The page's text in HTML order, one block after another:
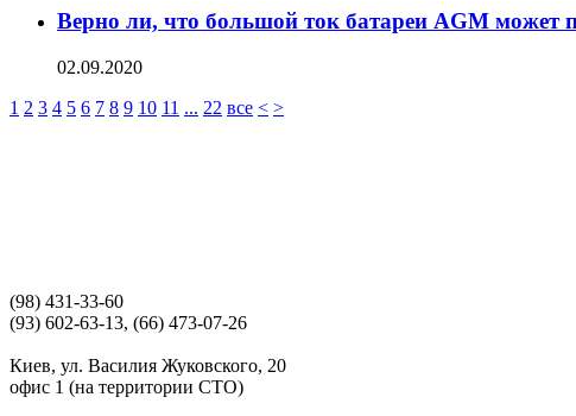
Верно ли, что большой ток батареи AGМ может
02.09.2020
1 2 3 4 5 6 7 8 9 10 11 ... 22 все < >
(98) 431-33-60
(93) 602-63-13, (66) 473-07-26
Киев, ул. Василия Жуковского, 20
офис 1 (на территории СТО)